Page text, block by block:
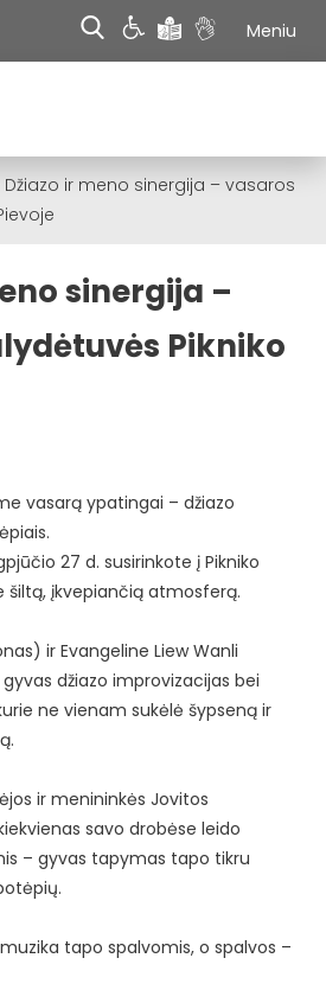
Meniu
Džiazo ir meno sinergija – vasaros
sinergija –
Pikniko
vasarą ypatingai – džiazo
27 d. susirinkote į Pikniko
šiltą, įkvepiančią atmosferą.
ir Evangeline Liew Wanli
džiazo improvizacijas bei
ne vienam sukėlė šypseną ir
ir menininkės Jovitos
savo drobėse leido
– gyvas tapymas tapo tikru
tapo spalvomis, o spalvos –